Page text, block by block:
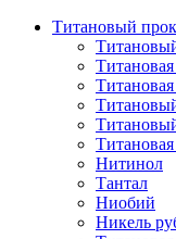
Титановый
Титановая
Титановая
Нитинол
Тантал
Ниобий
Никель